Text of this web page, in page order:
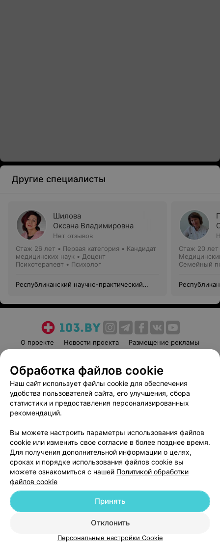
Другие специалисты
Шилова
Оксана Владимировна
Нет отзывов
Стаж 26 лет • Первая категория • Кандидат
медицинских наук • Доцент
Психотерапевт • Психолог
Республиканский научно-практический
Стаж 20 лет
Семейный
О проекте Новости проекта
Размещение рекламы
Пользовательское соглашение
Способы оплаты
Вакансии
Партнеры
Написать руководителю 103.by
Обработка персональных данных
© 2026 ООО «Артокс Лаб», УНП 191700409
| 220012, Республика Беларусь,
Служба поддержки +375 291212755
Обработка файлов cookie
Наш сайт использует файлы cookie для обеспечения
удобства пользователей сайта, его улучшения, сбора
статистики и предоставления персонализированных
рекомендаций.
Вы можете настроить параметры использования файлов
cookie или изменить свое согласие в более позднее время.
Для получения дополнительной информации о целях,
сроках и порядке использования файлов cookie вы
можете ознакомиться с нашей Политикой обработки
файлов cookie
Отклонить
Принять
Персональные настройки Cookie